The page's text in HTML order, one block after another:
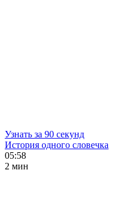
Узнать за 90 секунд
История одного словечка
05:58
2 мин